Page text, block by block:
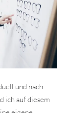
und nach
ich auf diesem